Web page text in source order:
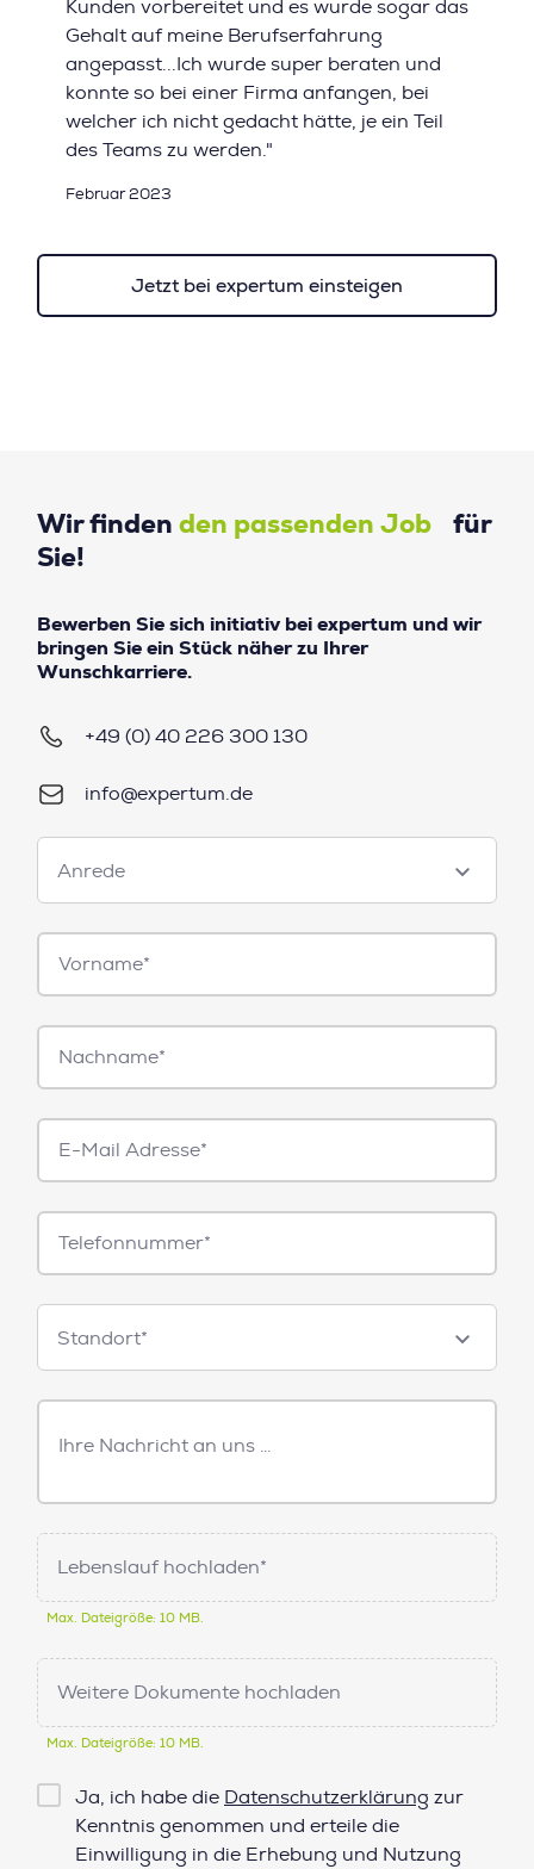
Kunden vorbereitet und es wurde sogar das
Gehalt auf meine Berufserfahrung
angepasst...Ich wurde super beraten und
konnte so bei einer Firma anfangen, bei
welcher ich nicht gedacht hätte, je ein Teil
des Teams zu werden."
Februar 2023
Jetzt bei expertum einsteigen
Wir finden den passenden Job für
Sie!
Bewerben Sie sich initiativ bei expertum und wir
bringen Sie ein Stück näher zu Ihrer
Wunschkarriere.
+49 (0) 40 226 300 130
info@expertum.de
Anrede
Anrede
Vorname*
Nachname*
E-
Mail*
Telefonnummer
Standorte
Standort*
Freitext
Nachricht
Lebenslauf hochladen*
Max. Dateigröße: 10 MB.
Weitere Dokumente hochladen
Max. Dateigröße: 10 MB.
Checkbox
Datenschutz*
Ja, ich habe die Datenschutzerklärung zur
Kenntnis genommen und erteile die
Einwilligung in die Erhebung und Nutzung